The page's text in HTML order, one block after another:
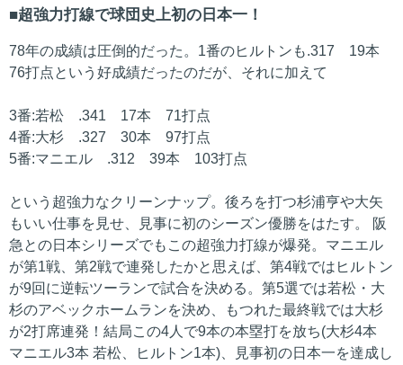
超強力打線で球団史上初の日本一！
78年の成績は圧倒的だった。1番のヒルトンも.317 19本
76打点という好成績だったのだが、それに加えて
3番:若松 .341 17本 71打点
4番:大杉 .327 30本 97打点
5番:マニエル .312 39本 103打点
という超強力なクリーンナップ。後ろを打つ杉浦亨や大矢
もいい仕事を見せ、見事に初のシーズン優勝をはたす。 阪
急との日本シリーズでもこの超強力打線が爆発。マニエル
が第1戦、第2戦で連発したかと思えば、第4戦ではヒルトン
が9回に逆転ツーランで試合を決める。第5選では若松・大
杉のアベックホームランを決め、もつれた最終戦では大杉
が2打席連発！結局この4人で9本の本塁打を放ち(大杉4本
マニエル3本 若松、ヒルトン1本)、見事初の日本一を達成し